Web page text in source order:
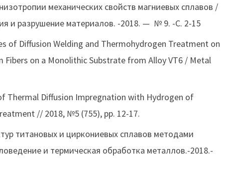
механических свойств магниевых сплавов /
и разрушение материалов. -2018. — № 9. -С. 2-15
of Diffusion Welding and Thermohydrogen Treatment on
on a Monolithic Substrate from Alloy VT6 / Metal
of Thermal Diffusion Impregnation with Hydrogen of
// 2018, №5 (755), pp. 12-17.
титановых и циркониевых сплавов методами
и термическая обработка металлов.-2018.-